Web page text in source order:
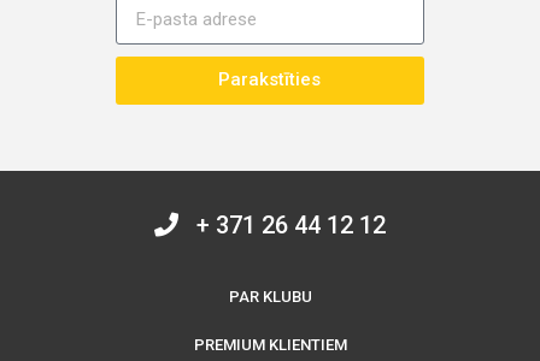
Parakstīties
+ 371 26 44 12 12
PAR KLUBU
PREMIUM KLIENTIEM